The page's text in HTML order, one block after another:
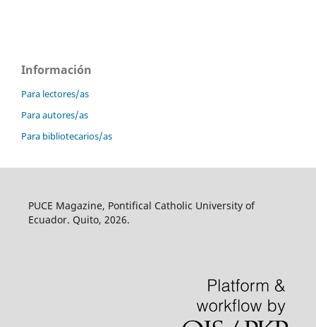
Información
Para lectores/as
Para autores/as
Para bibliotecarios/as
PUCE Magazine, Pontifical Catholic University of
Ecuador. Quito, 2026.